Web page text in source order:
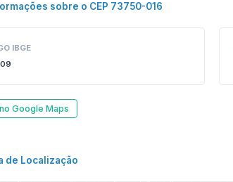
sobre o CEP 73750-016
IBGE
Google Maps
de Localização